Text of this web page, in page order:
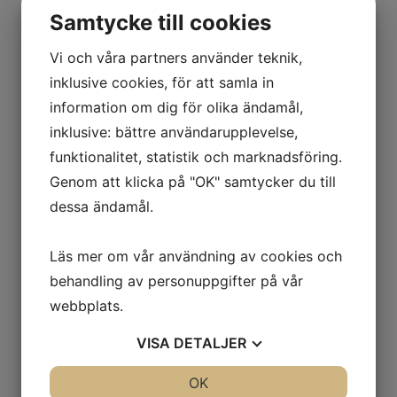
Service-/Projektledning
Joakim Salestedt
Samtycke till cookies
Vi och våra partners använder teknik,
inklusive cookies, för att samla in
information om dig för olika ändamål,
inklusive: bättre användarupplevelse,
funktionalitet, statistik och marknadsföring.
Genom att klicka på "OK" samtycker du till
dessa ändamål.
Läs mer om vår användning av cookies och
behandling av personuppgifter på vår
webbplats.
VISA DETALJER
OK